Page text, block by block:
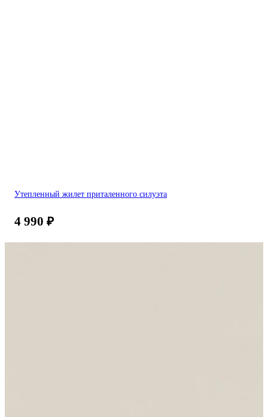
Утепленный жилет приталенного силуэта
4 990 ₽